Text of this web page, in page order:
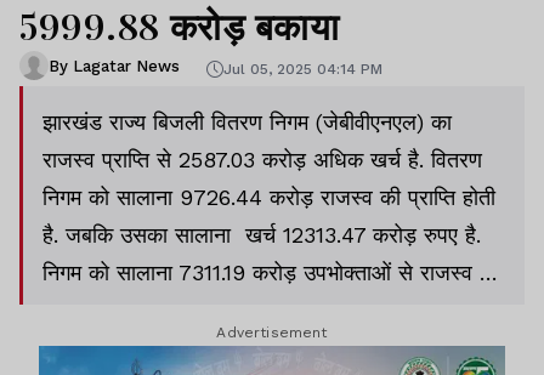
5999.88 करोड़ बकाया
By Lagatar News Jul 05, 2025 04:14 PM
झारखंड राज्य बिजली वितरण निगम (जेबीवीएनएल) का
राजस्व प्राप्ति से 2587.03 करोड़ अधिक खर्च है. वितरण
निगम को सालाना 9726.44 करोड़ राजस्व की प्राप्ति होती
है. जबकि उसका सालाना खर्च 12313.47 करोड़ रुपए है.
निगम को सालाना 7311.19 करोड़ उपभोक्ताओं से राजस्व की
Advertisement